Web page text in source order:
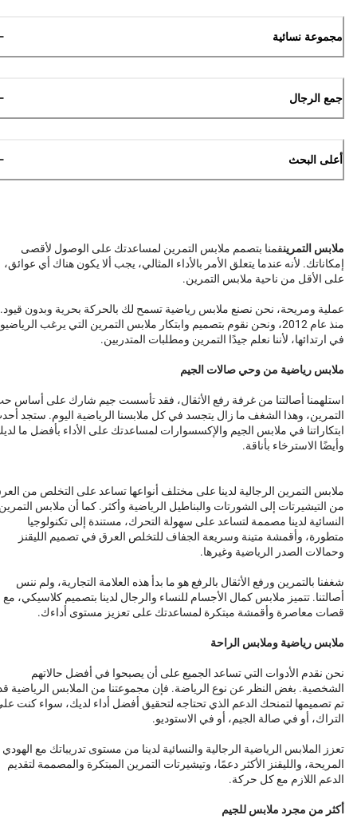
مجموعة نسائية
جمع الرجال
أعلى البحث
ملابس التمرينقمنا بتصمم ملابس التمرين لمساعدتك على الوصول لأقصى
إمكاناتك. لأنه عندما يتعلق الأمر بالأداء المثالي، يجب ألا يكون هناك أي عوائق،
على الأقل من ناحية ملابس التمرين.
عملية ومريحة، نحن نصنع ملابس رياضية تسمح لك بالحركة بحرية وبدون قيود.
منذ عام 2012، ونحن نقوم بتصميم وابتكار ملابس التمرين التي يرغب
في ارتدائها، لأننا نعلم جيدًا التمرين ومطلبات المتدربين.
ملابس رياضية من وحي صالات الجيم
استلهمنا أصالتنا من غرفة رفع الأثقال، فقد تأسست جيم شارك على أساس
التمرين، وهذا الشغف ما زال يتجسد في كل ملابسنا الرياضية اليوم. ستجد
ابتكاراتنا في ملابس الجيم والإكسسوارات لمساعدتك على الأداء بأفضل ما
وأيضًا الاسترخاء بأناقة.
ملابس التمرين الرجالية لدينا على مختلف أنواعها تساعد على التخلص من
من التيشيرتات إلى الشورتات والبناطيل الرياضية وأكثر. كما أن ملابس
النسائية لدينا مصممة لتساعد على سهولة التحرك، مستندة إلى تكنولوجيا
متطورة، وأقمشة متينة وسريعة الجفاف للتخلص العرق في تصميم الليقنز
وحمالات الصدر الرياضية وغيرها.
شغفنا بالتمرين ورفع الأثقال بالرفع هو ما بدأ هذه العلامة التجارية، ولم ننس
أصالتنا. تتميز ملابس كمال الأجسام للنساء والرجال لدينا بتصميم كلاسيكي، مع
قصات معاصرة وأقمشة مبتكرة لمساعدتك على تعزيز مستوى أداءك.
ملابس رياضية وملابس الراحة
نحن نقدم الأدوات التي تساعد الجميع على أن يصبحوا في أفضل حالاتهم
الشخصية. بغض النظر عن نوع الرياضة. فإن مجموعتنا من الملابس الرياضية
تم تصميمها لتمنحك الدعم الذي تحتاجه لتحقيق أفضل أداء لديك، سواء كنت
التراك، أو في صالة الجيم، أو في الاستوديو.
تعزز الملابس الرياضية الرجالية والنسائية لدينا من مستوى تدريباتك مع الهودي
المريحة، والليقنز الأكثر دعمًا، وتيشيرتات التمرين المبتكرة والمصممة لتقديم
الدعم اللازم مع كل حركة.
أكثر من مجرد ملابس للجيم